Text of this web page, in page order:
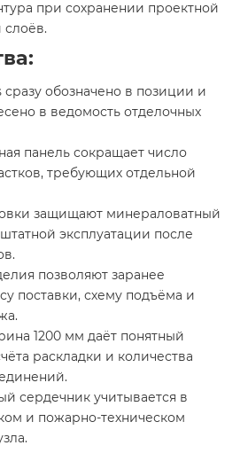
при сохранении проектной
слоёв.
обозначено в позиции и
в ведомость отделочных
панель сокращает число
требующих отдельной
защищают минераловатный
эксплуатации после
позволяют заранее
поставки, схему подъёма и
1200 мм даёт понятный
раскладки и количества
сердечник учитывается в
и пожарно-техническом